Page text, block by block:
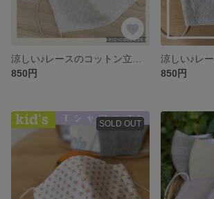
850円
850円
SOLD OUT